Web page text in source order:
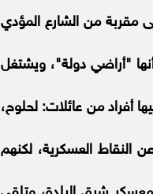
مقربة من الشارع المؤدي
"أراضي دولة"، ويشتغل
أفراد من عائلات: لحلوح،
النقاط العسكرية، لكنهم